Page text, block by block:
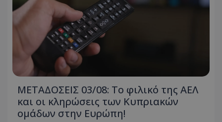
ΜΕΤΑΔΟΣΕΙΣ 03/08: Το φιλικό της ΑΕΛ
και οι κληρώσεις των Κυπριακών
ομάδων στην Ευρώπη!